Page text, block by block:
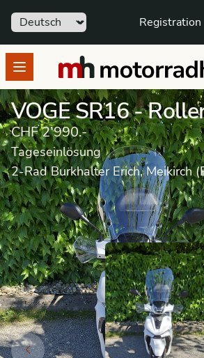
Sprache Registration
Open menumotorradhandel.ch
VOGE SR16 -
CHF 2’990.-
Tageseinlösung
2-Rad Burkhalter Erich, Meikirch
Tageseinlösung Roller VOGE